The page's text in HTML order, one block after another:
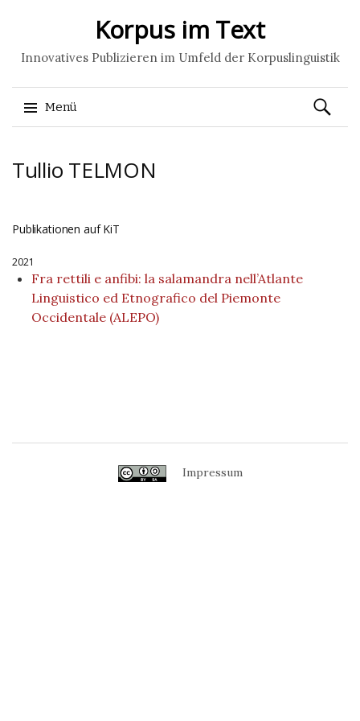
Korpus im Text
Innovatives Publizieren im Umfeld der Korpuslinguistik
Menü
zum
Suchen
nach:
Tullio TELMON
Publikationen auf KiT
2021
Fra rettili e anfibi: la salamandra nell’Atlante
Linguistico ed Etnografico del Piemonte
Occidentale (ALEPO)
Impressum